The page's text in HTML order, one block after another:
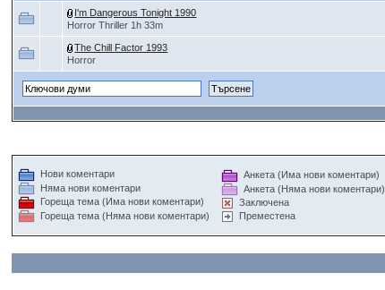
I'm Dangerous Tonight 1990
Horror Thriller 1h 33m
The Chill Factor 1993
Horror
Нови коментари
Няма нови коментари
Гореща тема (Има нови коментари)
Гореща тема (Няма нови коментари)
Анкета (Има нови коментари)
Анкета (Няма нови коментари)
Заключена
Преместена